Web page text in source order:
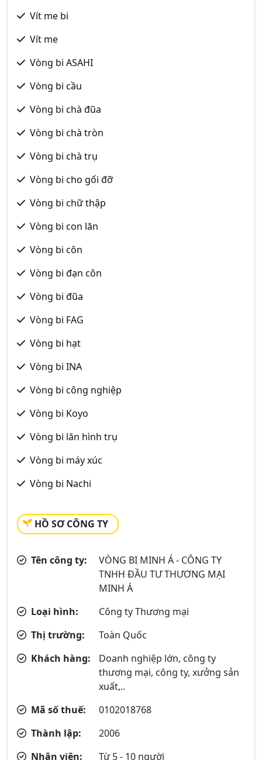
Vít me bi
Vít me
Vòng bi ASAHI
Vòng bi cầu
Vòng bi chà đũa
Vòng bi chà tròn
Vòng bi chà trụ
Vòng bi cho gối đỡ
Vòng bi chữ thập
Vòng bi con lăn
Vòng bi côn
Vòng bi đạn côn
Vòng bi đũa
Vòng bi FAG
Vòng bi hạt
Vòng bi INA
Vòng bi công nghiệp
Vòng bi Koyo
Vòng bi lăn hình trụ
Vòng bi máy xúc
Vòng bi Nachi
HỒ SƠ CÔNG TY
Tên công ty:
VÒNG BI MINH Á - CÔNG TY
TNHH ĐẦU TƯ THƯƠNG MẠI
MINH Á
Loại hình:
Công ty Thương mại
Thị trường:
Toàn Quốc
Khách hàng:
Doanh nghiệp lớn, công ty
thương mại, công ty, xưởng sản
xuất,..
Mã số thuế:
0102018768
Thành lập:
2006
Nhân viên:
Từ 5 - 10 người